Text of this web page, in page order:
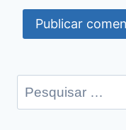
Pesquisar
por: